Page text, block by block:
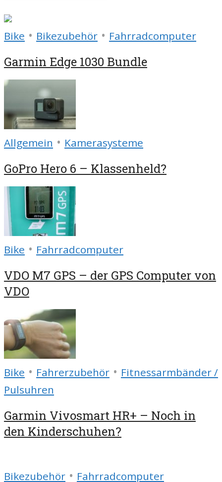
Bike • Bikezubehör • Fahrradcomputer
Garmin Edge 1030 Bundle
Allgemein • Kamerasysteme
GoPro Hero 6 – Klassenheld?
Bike • Fahrradcomputer
VDO M7 GPS – der GPS Computer von
VDO
Bike • Fahrerzubehör • Fitnessarmbänder /
Pulsuhren
Garmin Vivosmart HR+ – Noch in
den Kinderschuhen?
Bikezubehör • Fahrradcomputer